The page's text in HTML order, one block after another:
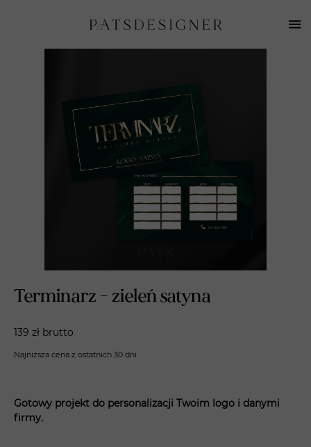
Najniższa cena z ostatnich 30 dni
Gotowy projekt do personalizacji Twoim logo i danymi
firmy.
Terminarz - zieleń satyna
139 zł brutto